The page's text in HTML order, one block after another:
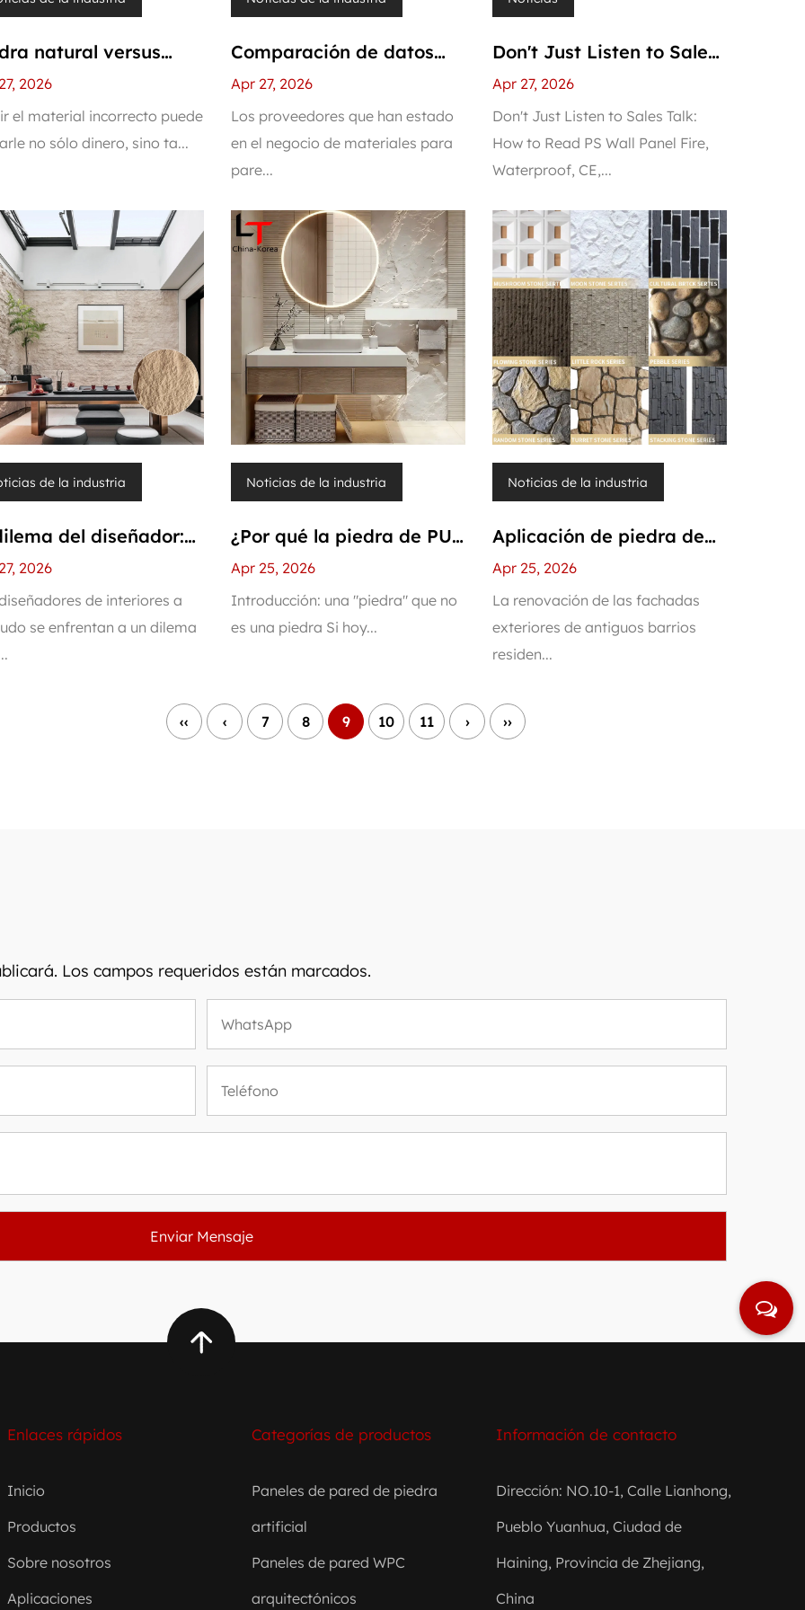
natural versus
de PU: dos
diferentes del
arquitecto
2026
el material incorrecto puede
no sólo dinero, sino ta...
Comparación de datos
posventa: los "problemas"
de la piedra natural
frente a la conveniencia
de la piedra de PU
Apr 27, 2026
Los proveedores que han estado
en el negocio de materiales para
pare...
Don't Just Listen to Sales
Talk: How to Read PS Wall
Panel Fire, Waterproof,
CE, and Environmental
Certificates
Apr 27, 2026
Don't Just Listen to Sales Talk:
How to Read PS Wall Panel Fire,
Waterproof, CE,...
de la industria
del diseñador:
quieren
de piedra pero
la mitad del
PU Stone
un término medio
2026
de interiores a
se enfrentan a un dilema
Noticias de la industria
¿Por qué la piedra de PU
se está convirtiendo en el
material de decoración
de edificios más popular
extranjero?
Apr 25, 2026
Introducción: una "piedra" que no
es una piedra Si hoy...
Noticias de la industria
Aplicación de piedra de
PU de larga data en la
renovación de edificios
antiguos: no se requiere
reubicación, demolición ni
refuerzo estructural
Apr 25, 2026
La renovación de las fachadas
exteriores de antiguos barrios
residen...
‹‹ ‹ 7 8 9 10 11 › ››
Los campos requeridos están marcados.
Enlaces rápidos
Inicio
Productos
Sobre nosotros
Aplicaciones
Categorías de productos
Paneles de pared de piedra
artificial
Paneles de pared WPC
arquitectónicos
Información de contacto
Dirección: NO.10-1, Calle Lianhong,
Pueblo Yuanhua, Ciudad de
Haining, Provincia de Zhejiang,
China